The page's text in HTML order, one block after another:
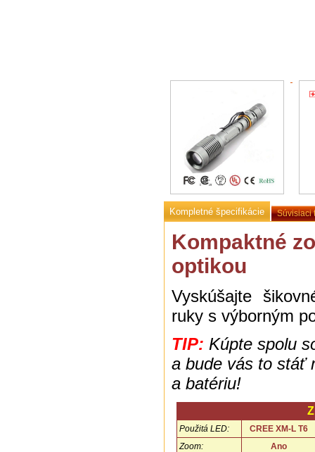
Kompletné špecifikácie Súvisiaci
Kompaktné
optikou
Vyskúšajte
ruky s výborným
TIP: Kúpte spolu
a bude vás to stáť
a batériu!
Použitá LED:
CREE XM-L T6
Zoom:
Ano